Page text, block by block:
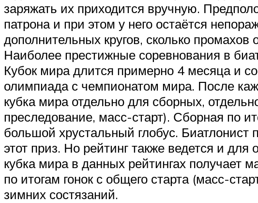
заряжать их приходится вручную.
патрона и при этом у него остаётся
дополнительных кругов, сколько промахов
Наиболее престижные соревнования в
Кубок мира длится примерно 4 месяца и
олимпиада с чемпионатом мира. После
кубка мира отдельно для сборных,
преследование, масс-старт). Сборная по
большой хрустальный глобус. Биатлонист
этот приз. Но рейтинг также ведется и
кубка мира в данных рейтингах получает
по итогам гонок с общего старта (масс-
зимних состязаний.